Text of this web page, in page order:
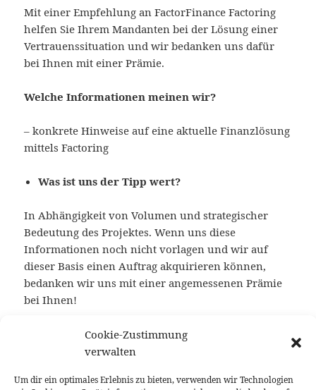
Cookie-Zustimmung
verwalten
Um dir ein optimales Erlebnis zu bieten, verwenden wir Technologien
Mit einer Empfehlung an FactorFinance Factoring
helfen Sie Ihrem Mandanten bei der Lösung einer
Vertrauenssituation und wir bedanken uns dafür
bei Ihnen mit einer Prämie.
Welche Informationen meinen wir?
– konkrete Hinweise auf eine aktuelle Finanzlösung
mittels Factoring
Was ist uns der Tipp wert?
In Abhängigkeit von Volumen und strategischer
Bedeutung des Projektes. Wenn uns diese
Informationen noch nicht vorlagen und wir auf
dieser Basis einen Auftrag akquirieren können,
bedanken wir uns mit einer angemessenen Prämie
bei Ihnen!
Wie können Sie uns informieren?
info@factorfinance.de. Sie erhalten dann umgehend